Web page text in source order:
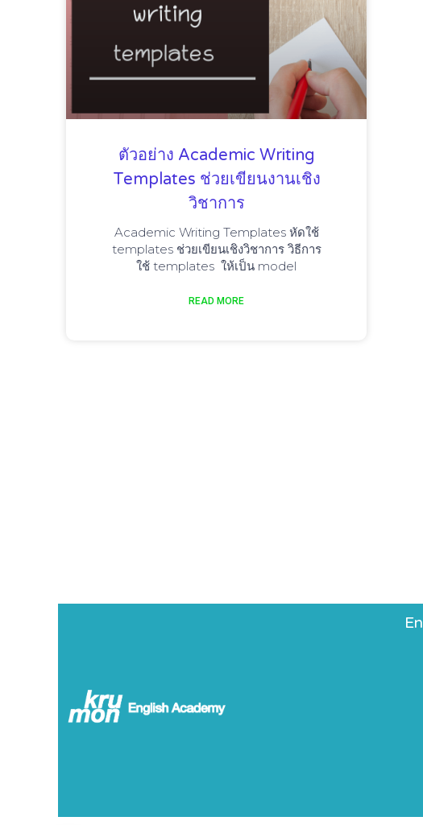
ตัวอย่าง Academic Writing
Templates ช่วยเขียนงานเชิง
วิชาการ
Academic Writing Templates หัดใช้
templates ช่วยเขียนเชิงวิชาการ วิธีการ
ใช้ templates ให้เป็น model
READ MORE